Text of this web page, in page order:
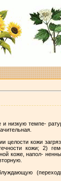
низкую темпе-
целости кожи
кожи; 2)
коже, напол-